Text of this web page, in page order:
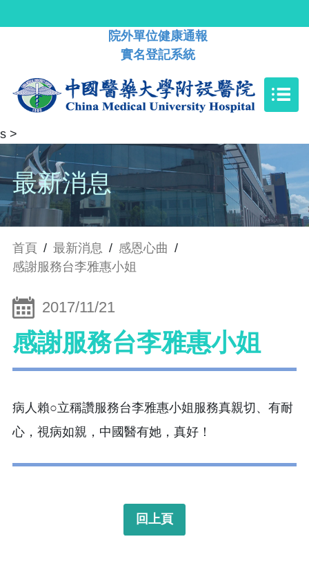
院外單位健康通報
實名登記系統
s >
最新消息
首頁 / 最新消息 / 感恩心曲 /
感謝服務台李雅惠小姐
2017/11/21
感謝服務台李雅惠小姐
病人賴○立稱讚服務台李雅惠小姐服務真親切、有耐
心，視病如親，中國醫有她，真好！
回上頁